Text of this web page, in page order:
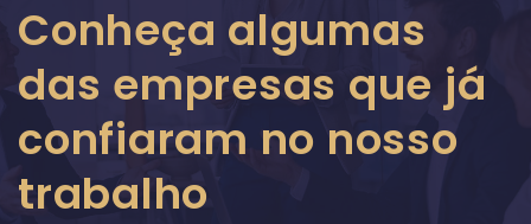
Conheça algumas
das empresas que já
confiaram no nosso
trabalho